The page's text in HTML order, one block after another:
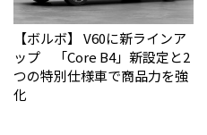
【ボルボ】 V60に新ラインア
ップ 「Core B4」新設定と2
つの特別仕様車で商品力を強
化